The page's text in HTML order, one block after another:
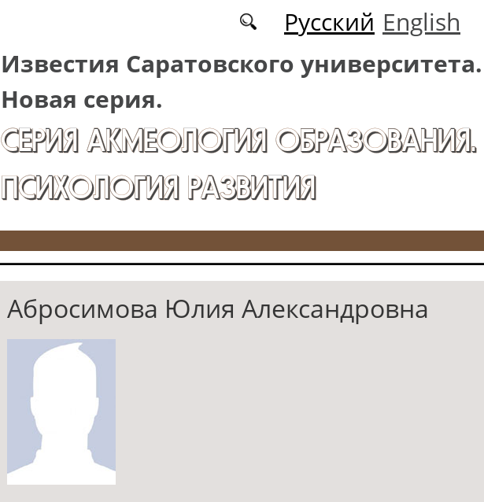
Русский English
Известия Саратовского университета.
Новая серия.
СЕРИЯ АКМЕОЛОГИЯ ОБРАЗОВАНИЯ.
ПСИХОЛОГИЯ РАЗВИТИЯ
Абросимова Юлия Александровна